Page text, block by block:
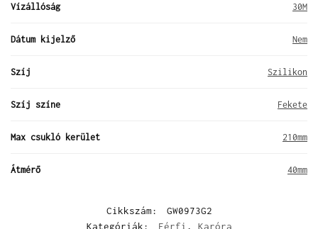
Vízállóság 30M
Dátum kijelző Nem
Szíj Szilikon
Szíj színe Fekete
Max csukló kerület 210mm
Átmérő 40mm
Cikkszám:
GW0973G2
Kategóriák:
Férfi , Karóra